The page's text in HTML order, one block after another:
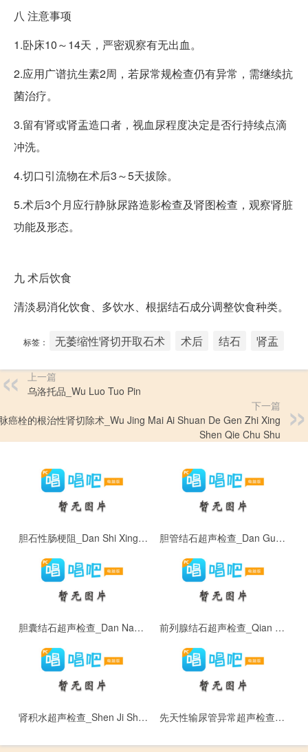
八 注意事项
1.卧床10～14天，严密观察有无出血。
2.应用广谱抗生素2周，若尿常规检查仍有异常，需继续抗
菌治疗。
3.留有肾或肾盂造口者，视血尿程度决定是否行持续点滴
冲洗。
4.切口引流物在术后3～5天拔除。
5.术后3个月应行静脉尿路造影检查及肾图检查，观察肾脏
功能及形态。
九术后饮食
清淡易消化饮食、多饮水、根据结石成分调整饮食种类。
标签： 无萎缩性肾切开取石术 术后 结石 肾盂
上一篇
乌洛托品_Wu Luo Tuo Pin
下一篇
癌栓的根治性肾切除术_Wu Jing Mai Ai Shuan De Gen Zhi Xing
Shen Qie Chu Shu
胆石性肠梗阻_Dan Shi Xing Chang Geng Zu 胆管结石超声检查_Dan Guan Jie Shi Chao Sheng Jian Cha
胆囊结石超声检查_Dan Nang Jie Shi Chao Sheng Jian Cha 前列腺结石超声检查_Qian Lie Xian Jie Shi Chao Sheng Jian Cha
肾积水超声检查_Shen Ji Shui Chao Sheng Jian Cha 先天性输尿管异常超声检查_Xian Tian Xing Shu Niao Guan Yi Chang Chao Sheng Jian Cha